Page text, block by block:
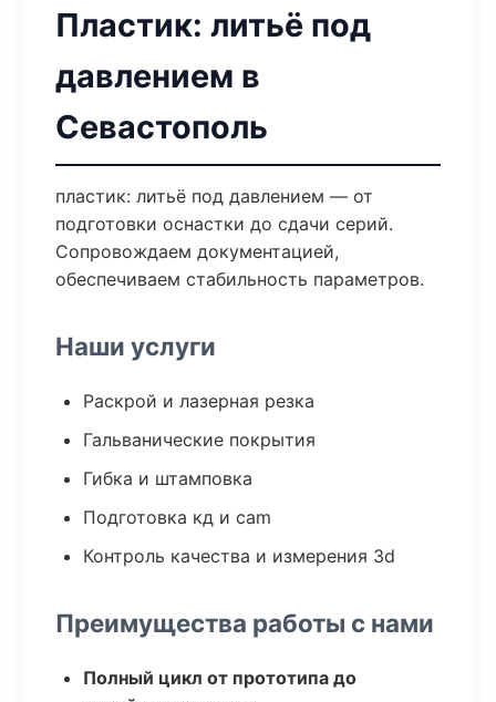
Пластик: литьё под
давлением в
Севастополь
пластик: литьё под давлением — от
подготовки оснастки до сдачи серий.
Сопровождаем документацией,
обеспечиваем стабильность параметров.
Наши услуги
Раскрой и лазерная резка
Гальванические покрытия
Гибка и штамповка
Подготовка кд и cam
Контроль качества и измерения 3d
Преимущества работы с нами
Полный цикл от прототипа до